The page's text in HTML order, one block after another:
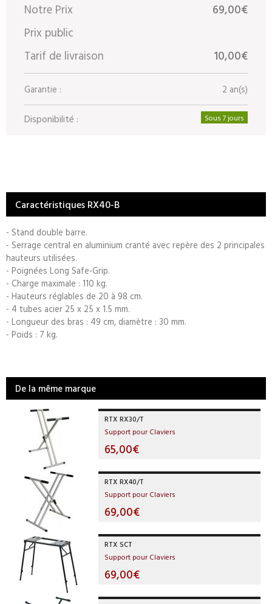
Notre Prix
69,00€
Prix public
Tarif de livraison
10,00€
Garantie : 2 an(s)
Disponibilité : Sous 7 jours
Caractéristiques RX40-B
- Stand double barre.
- Serrage central en aluminium cranté avec repère des 2 principales
hauteurs utilisées.
- Poignées Long Safe-Grip.
- Charge maximale : 110 kg.
- Hauteurs réglables de 20 à 98 cm.
- 4 tubes acier 25 x 25 x 1.5 mm.
- Longueur des bras : 49 cm, diamètre : 30 mm.
- Poids : 7 kg.
De la même marque
RTX RX30/T
Support pour Claviers
65,00€
RTX RX40/T
Support pour Claviers
69,00€
RTX SCT
Support pour Claviers
69,00€